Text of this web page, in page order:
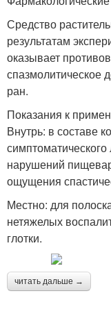
Средство
результатам
оказывает
спазмолитическое
ран.
Показания к
Внутрь: в составе
нарушений
ощущения
Местно: для
нетяжелых
глотки.
читать дальше →